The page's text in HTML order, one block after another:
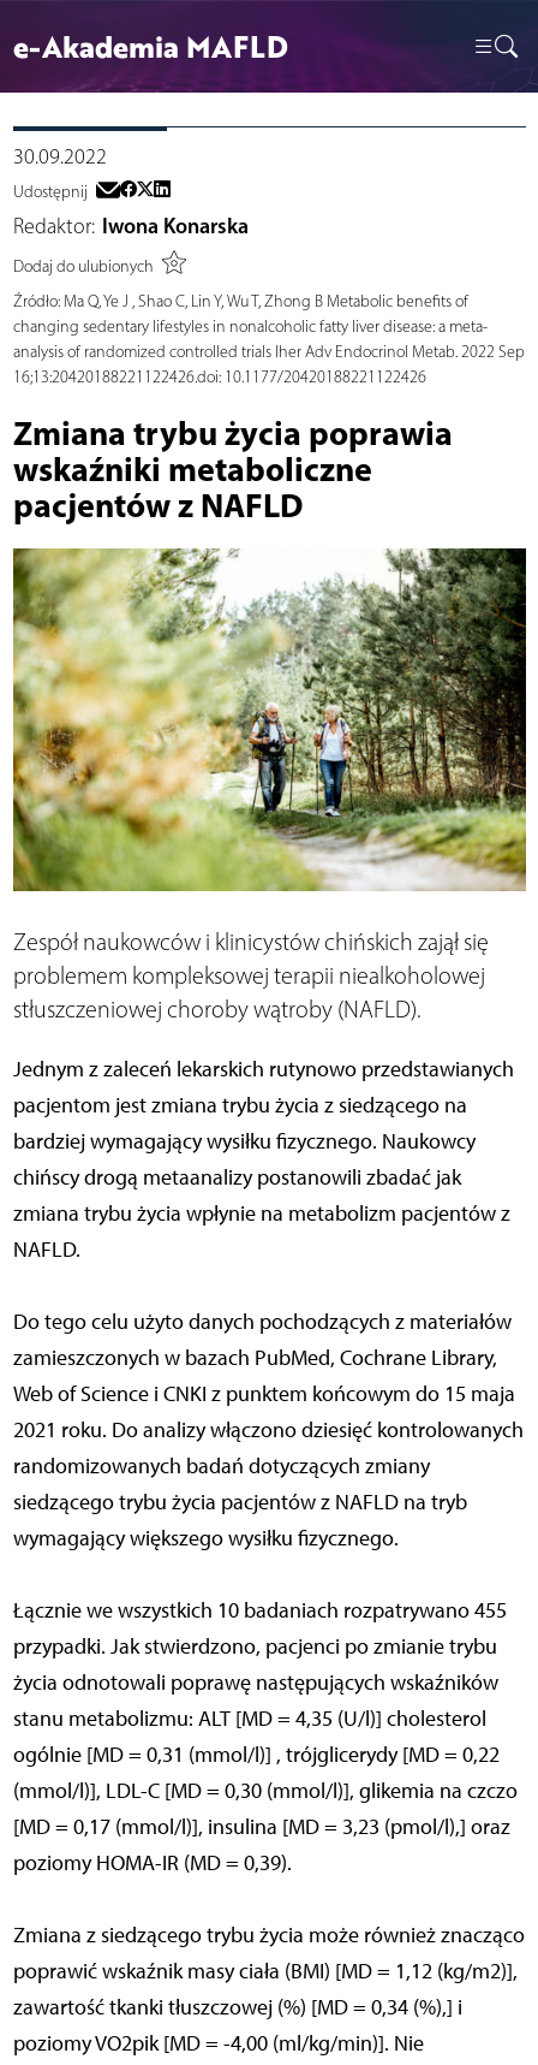
e-Akademia MAFLD
30.09.2022
Udostępnij
Redaktor: Iwona Konarska
Dodaj do ulubionych
Źródło:Ma Q, Ye J , Shao C, Lin Y, Wu T, Zhong B Metabolic benefits of
changing sedentary lifestyles in nonalcoholic fatty liver disease: a meta-
analysis of randomized controlled trials Iher Adv Endocrinol Metab. 2022 Sep
16;13:20420188221122426.doi: 10.1177/20420188221122426
Zmiana trybu życia poprawia
wskaźniki metaboliczne
pacjentów z NAFLD
Zespół naukowców i klinicystów chińskich zajął się
problemem kompleksowej terapii niealkoholowej
stłuszczeniowej choroby wątroby (NAFLD).
Jednym z zaleceń lekarskich rutynowo przedstawianych
pacjentom jest zmiana trybu życia z siedzącego na
bardziej wymagający wysiłku fizycznego. Naukowcy
chińscy drogą metaanalizy postanowili zbadać jak
zmiana trybu życia wpłynie na metabolizm pacjentów z
NAFLD.
Do tego celu użyto danych pochodzących z materiałów
zamieszczonych w bazach PubMed, Cochrane Library,
Web of Science i CNKI z punktem końcowym do 15 maja
2021 roku. Do analizy włączono dziesięć kontrolowanych
randomizowanych badań dotyczących zmiany
siedzącego trybu życia pacjentów z NAFLD na tryb
wymagający większego wysiłku fizycznego.
Łącznie we wszystkich 10 badaniach rozpatrywano 455
przypadki. Jak stwierdzono, pacjenci po zmianie trybu
życia odnotowali poprawę następujących wskaźników
stanu metabolizmu: ALT [MD = 4,35 (U/l)] cholesterol
ogólnie [MD = 0,31 (mmol/l)] , trójglicerydy [MD = 0,22
(mmol/l)], LDL-C [MD = 0,30 (mmol/l)], glikemia na czczo
[MD = 0,17 (mmol/l)], insulina [MD = 3,23 (pmol/l),] oraz
poziomy HOMA-IR (MD = 0,39).
Zmiana z siedzącego trybu życia może również znacząco
poprawić wskaźnik masy ciała (BMI) [MD = 1,12 (kg/m2)],
zawartość tkanki tłuszczowej (%) [MD = 0,34 (%),] i
poziomy VO2pik [MD = -4,00 (ml/kg/min)]. Nie